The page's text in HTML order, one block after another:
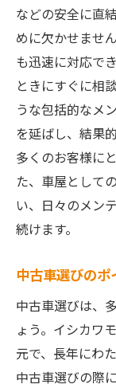
などの安全に直
めに欠かせませ
も迅速に対応で
ときにすぐに相
うな包括的なメ
を延ばし、結果
多くのお客様に
た、車屋として
い、日々のメン
続けます。
中古車選びの
中古車選びは、
ょう。イシカワ
元で、長年にわ
中古車選びの際